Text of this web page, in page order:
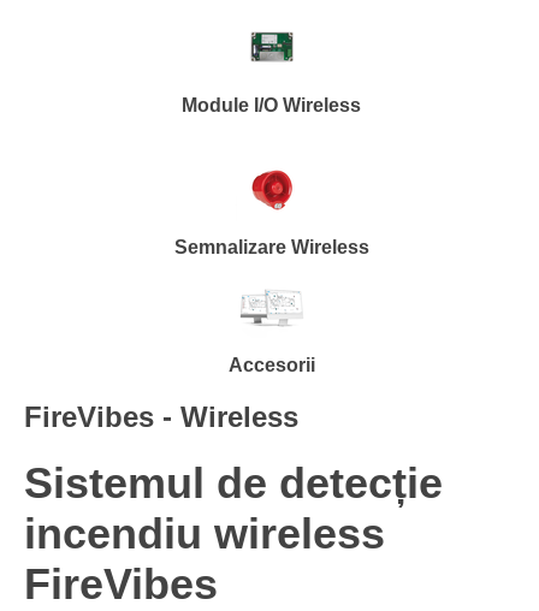
Module I/O Wireless
Semnalizare Wireless
Accesorii
FireVibes - Wireless
Sistemul de detecție
incendiu wireless
FireVibes